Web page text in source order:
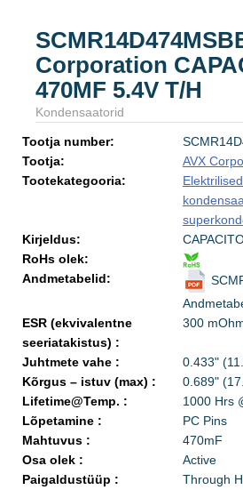
Corporation
470MF 5.4V T/H
Kondensaatorid
Tootja number:
Tootja:
AVX
Tootekategooria:
Kirjeldus:
RoHs olek:
Andmetabelid:
ESR (ekvivalentne
seeriatakistus) :
300
Juhtmete vahe :
0.433"
Kõrgus – istuv (max) :
0.689"
Lifetime@Temp. :
1000 Hrs
Lõpetamine :
PC Pins
Mahtuvus :
470mF
Osa olek :
Active
Paigaldustüüp :
Through